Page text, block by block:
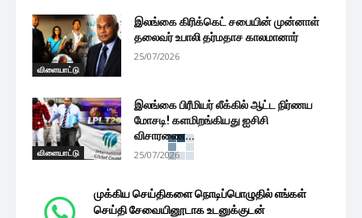
விளையாட்டு
இலங்கை கிரிக்கெட் சபையின் முன்னாள்
தலைவர் உபாலி தர்மதாச காலமானார்
25/07/2026
விளையாட்டு
இலங்கை பிரீமியர் லீக்கில் ஆட்ட நிர்ணய
மோசடி! களமிறங்கியது ஐசிசி
விசாரணை...
25/07/2026
முக்கிய செய்திகளை நொடிப்பொழுதில் எங்கள்
செய்தி சேவையினூடாக உடனுக்குடன்